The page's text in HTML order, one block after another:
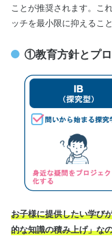
ことが推奨されます。こ
ッチを最小限に抑えるこ
①教育方針とプ
お子様に提供したい学び
的な知識の積み上げ」な